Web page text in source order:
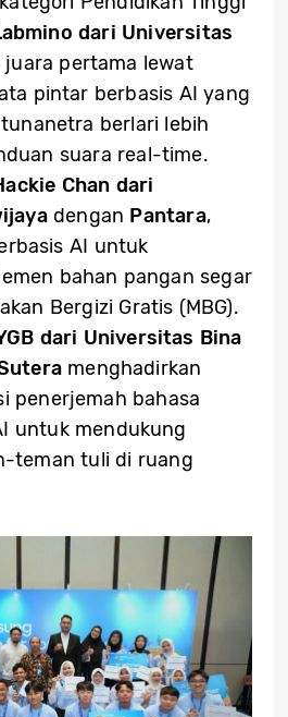
dari Universitas
juara pertama lewat
pintar berbasis AI yang
berlari lebih
suara real-time.
Chan dari
dengan Pantara,
AI untuk
bahan pangan segar
Bergizi Gratis (MBG).
dari Universitas Bina
menghadirkan
penerjemah bahasa
untuk mendukung
teman tuli di ruang